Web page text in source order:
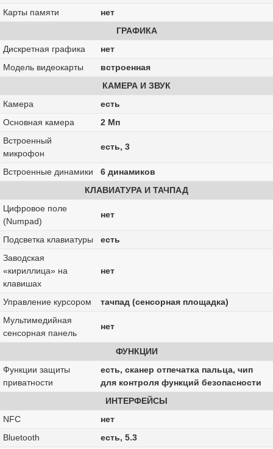
Карты памяти
нет
ГРАФИКА
Дискретная графика
нет
Модель видеокарты
встроенная
КАМЕРА И ЗВУК
Камера
есть
Основная камера
2 Мп
Встроенный
микрофон
есть, 3
Встроенные динамики
6 динамиков
КЛАВИАТУРА И ТАЧПАД
Цифровое поле
(Numpad)
нет
Подсветка клавиатуры
есть
Заводская
«кириллица» на
клавишах
нет
Управление курсором
тачпад (сенсорная площадка)
Мультимедийная
сенсорная панель
нет
ФУНКЦИИ
Функции защиты
приватности
есть, сканер отпечатка пальца, чип
для контроля функций безопасности
ИНТЕРФЕЙСЫ
NFC
нет
Bluetooth
есть, 5.3